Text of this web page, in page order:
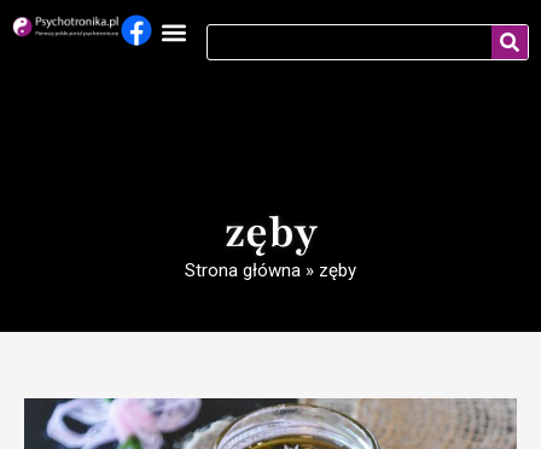
zęby
Strona główna » zęby